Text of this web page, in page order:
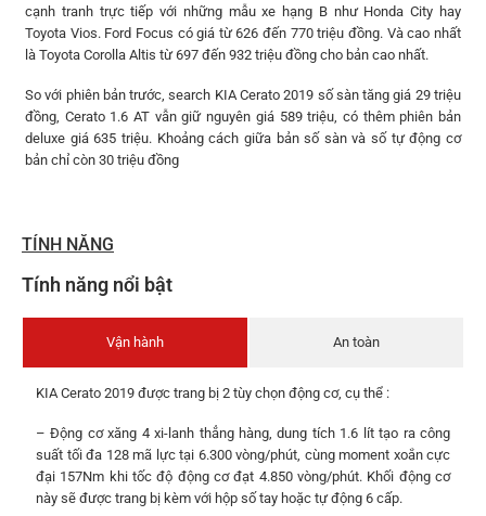
cạnh tranh trực tiếp với những mẫu xe hạng B như Honda City hay
Toyota Vios. Ford Focus có giá từ 626 đến 770 triệu đồng. Và cao nhất
là Toyota Corolla Altis từ 697 đến 932 triệu đồng cho bản cao nhất.
So với phiên bản trước, search KIA Cerato 2019 số sàn tăng giá 29 triệu
đồng, Cerato 1.6 AT vẫn giữ nguyên giá 589 triệu, có thêm phiên bản
deluxe giá 635 triệu. Khoảng cách giữa bản số sàn và số tự động cơ
bản chỉ còn 30 triệu đồng
TÍNH NĂNG
Tính năng nổi bật
Vận hành An toàn
KIA Cerato 2019 được trang bị 2 tùy chọn động cơ, cụ thể :
– Động cơ xăng 4 xi-lanh thẳng hàng, dung tích 1.6 lít tạo ra công
suất tối đa 128 mã lực tại 6.300 vòng/phút, cùng moment xoắn cực
đại 157Nm khi tốc độ động cơ đạt 4.850 vòng/phút. Khối động cơ
này sẽ được trang bị kèm với hộp số tay hoặc tự động 6 cấp.